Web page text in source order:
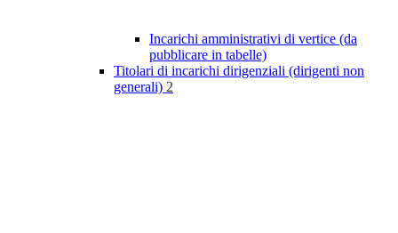
Incarichi amministrativi di vertice (da
pubblicare in tabelle)
Titolari di incarichi dirigenziali (dirigenti non
generali) 2